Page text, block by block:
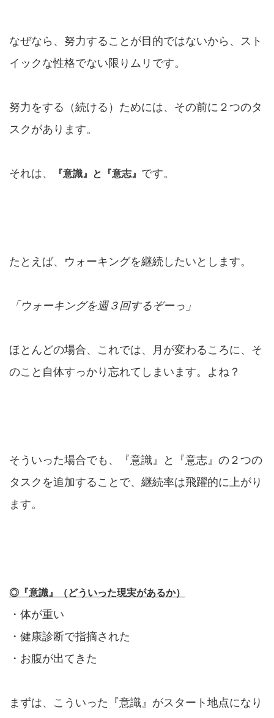
なぜなら、努力することが目的ではないから、スト
イックな性格でない限りムリです。
努力をする（続ける）ためには、その前に２つのタ
スクがあります。
それは、 『意識』と『意志』 です。
たとえば、ウォーキングを継続したいとします。
「ウォーキングを週３回するぞーっ」
ほとんどの場合、これでは、月が変わるころに、そ
のこと自体すっかり忘れてしまいます。よね？
そういった場合でも、『意識』と『意志』の２つの
タスクを追加することで、継続率は飛躍的に上がり
ます。
◎『意識』（どういった現実があるか）
・体が重い
・健康診断で指摘された
・お腹が出てきた
まずは、こういった『意識』がスタート地点になり